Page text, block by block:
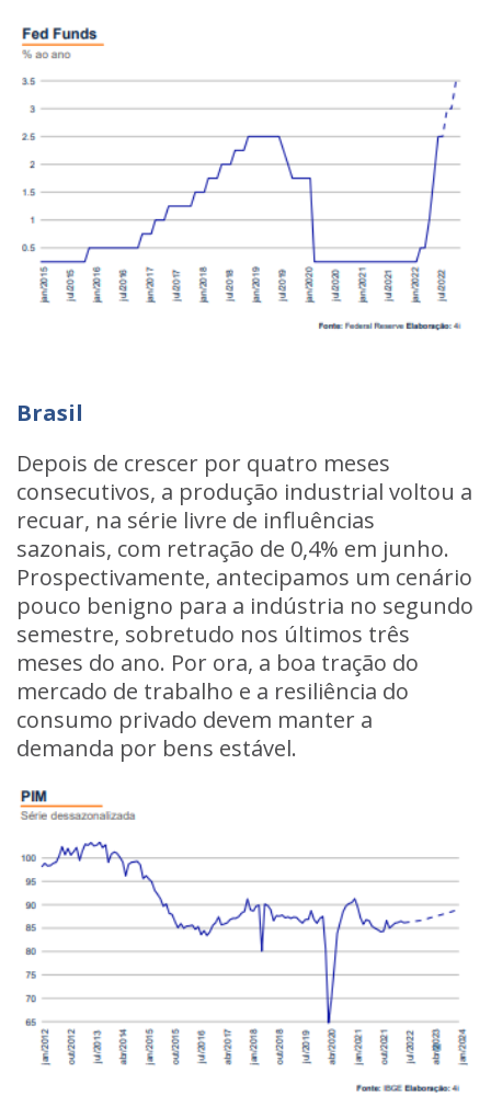
Brasil
Depois de crescer por quatro meses
consecutivos, a produção industrial voltou a
recuar, na série livre de influências
sazonais, com retração de 0,4% em junho.
Prospectivamente, antecipamos um cenário
pouco benigno para a indústria no segundo
semestre, sobretudo nos últimos três
meses do ano. Por ora, a boa tração do
mercado de trabalho e a resiliência do
consumo privado devem manter a
demanda por bens estável.